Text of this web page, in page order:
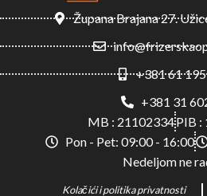
Župana Brajana 27.
+381 61
+381 31
MB : 21102334PIB :
Pon - Pet: 09:00 - 16:00
Nedeljom ne
Kolačići i politika privatnosti